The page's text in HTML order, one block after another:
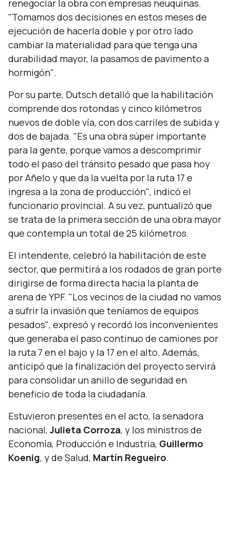
renegociar la obra con empresas neuquinas.
"Tomamos dos decisiones en estos meses de
ejecución de hacerla doble y por otro lado
cambiar la materialidad para que tenga una
durabilidad mayor, la pasamos de pavimento a
hormigón".
Por su parte, Dutsch detalló que la habilitación
comprende dos rotondas y cinco kilómetros
nuevos de doble vía, con dos carriles de subida y
dos de bajada. "Es una obra súper importante
para la gente, porque vamos a descomprimir
todo el paso del tránsito pesado que pasa hoy
por Añelo y que da la vuelta por la ruta 17 e
ingresa a la zona de producción", indicó el
funcionario provincial. A su vez, puntualizó que
se trata de la primera sección de una obra mayor
que contempla un total de 25 kilómetros.
El intendente, celebró la habilitación de este
sector, que permitirá a los rodados de gran porte
dirigirse de forma directa hacia la planta de
arena de YPF. "Los vecinos de la ciudad no vamos
a sufrir la invasión que teníamos de equipos
pesados", expresó y recordó los inconvenientes
que generaba el paso continuo de camiones por
la ruta 7 en el bajo y la 17 en el alto. Además,
anticipó que la finalización del proyecto servirá
para consolidar un anillo de seguridad en
beneficio de toda la ciudadanía.
Estuvieron presentes en el acto, la senadora
nacional,Julieta Corroza, y los ministros de
Economía, Producción e Industria, Guillermo
Koenig, y de Salud, Martín Regueiro.